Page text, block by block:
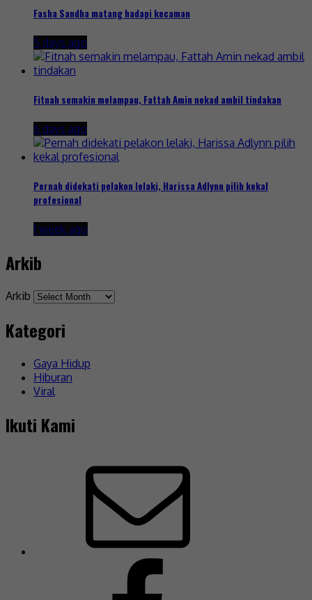
Fasha Sandha matang hadapi kecaman
5 days ago
Fitnah semakin melampau, Fattah Amin nekad ambil tindakan
6 days ago
Pernah didekati pelakon lelaki, Harissa Adlynn pilih kekal
profesional
1 week ago
Arkib
Arkib
Kategori
Gaya Hidup
Hiburan
Viral
Ikuti Kami